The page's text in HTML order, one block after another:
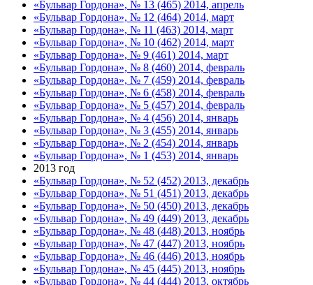
«Бульвар Гордона», № 13 (465) 2014, апрель
«Бульвар Гордона», № 12 (464) 2014, март
«Бульвар Гордона», № 11 (463) 2014, март
«Бульвар Гордона», № 10 (462) 2014, март
«Бульвар Гордона», № 9 (461) 2014, март
«Бульвар Гордона», № 8 (460) 2014, февраль
«Бульвар Гордона», № 7 (459) 2014, февраль
«Бульвар Гордона», № 6 (458) 2014, февраль
«Бульвар Гордона», № 5 (457) 2014, февраль
«Бульвар Гордона», № 4 (456) 2014, январь
«Бульвар Гордона», № 3 (455) 2014, январь
«Бульвар Гордона», № 2 (454) 2014, январь
«Бульвар Гордона», № 1 (453) 2014, январь
2013 год
«Бульвар Гордона», № 52 (452) 2013, декабрь
«Бульвар Гордона», № 51 (451) 2013, декабрь
«Бульвар Гордона», № 50 (450) 2013, декабрь
«Бульвар Гордона», № 49 (449) 2013, декабрь
«Бульвар Гордона», № 48 (448) 2013, ноябрь
«Бульвар Гордона», № 47 (447) 2013, ноябрь
«Бульвар Гордона», № 46 (446) 2013, ноябрь
«Бульвар Гордона», № 45 (445) 2013, ноябрь
«Бульвар Гордона», № 44 (444) 2013, октябрь